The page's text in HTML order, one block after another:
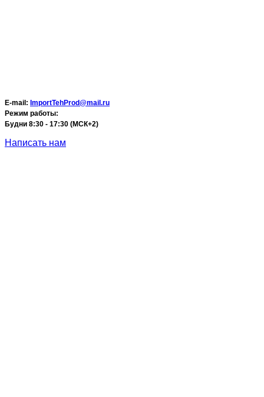
E-mail: ImportTehProd@mail.ru
Режим работы:
Будни 8:30 - 17:30 (МСК+2)
Написать нам